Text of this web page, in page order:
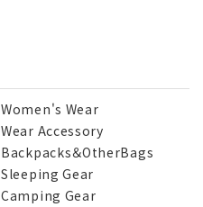
Women's Wear
Wear Accessory
Backpacks＆OtherBags
Sleeping Gear
Camping Gear